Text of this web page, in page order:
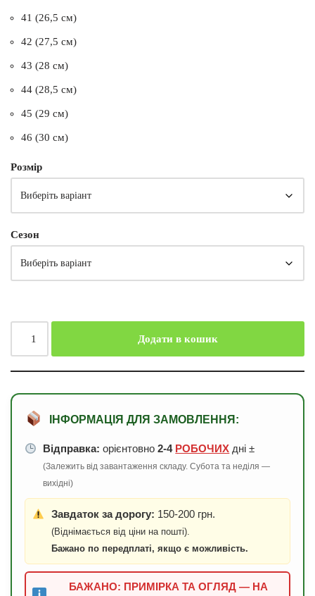
41 (26,5 см)
42 (27,5 см)
43 (28 см)
44 (28,5 см)
45 (29 см)
46 (30 см)
Розмір
Сезон
Додати в кошик
ІНФОРМАЦІЯ ДЛЯ ЗАМОВЛЕННЯ:
Відправка: орієнтовно2-4 РОБОЧИХ дні ±
(Залежить від завантаження складу. Субота та неділя —
вихідні)
Завдаток за дорогу: 150-200 грн.
(Віднімається від ціни на пошті).
Бажано по передплаті, якщо є можливість.
БАЖАНО: ПРИМІРКА ТА ОГЛЯД — НА